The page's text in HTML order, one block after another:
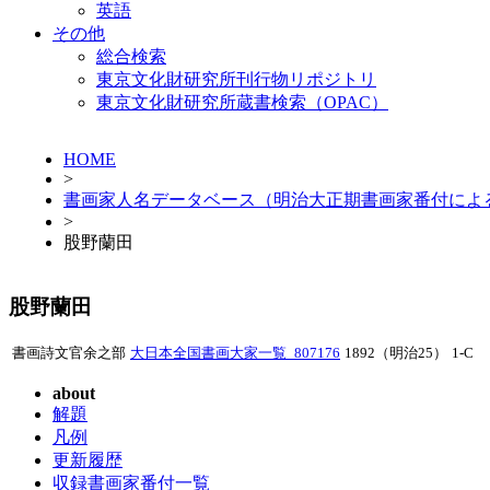
英語
その他
総合検索
東京文化財研究所刊行物リポジトリ
東京文化財研究所蔵書検索（OPAC）
HOME
>
書画家人名データベース（明治大正期書画家番付によ
>
股野蘭田
股野蘭田
書画詩文官余之部 大日本全国書画大家一覧_807176 1892（明治25） 1-C
about
解題
凡例
更新履歴
収録書画家番付一覧